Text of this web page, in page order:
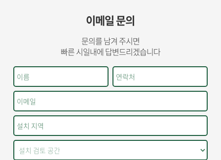
이메일 문의
문의를 남겨 주시면
빠른 시일내에 답변드리겠습니다